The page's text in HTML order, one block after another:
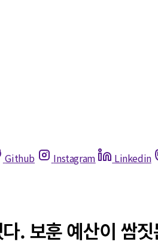
Github Instagram Linkedin
. 보훈 예산이 쌈